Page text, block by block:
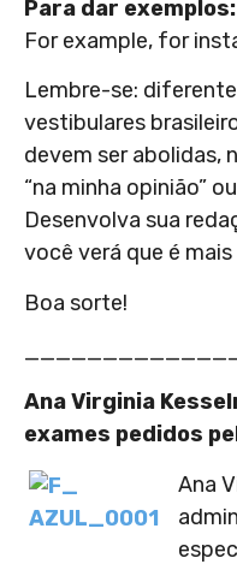
Para dar exemplos:
For example, for
Lembre-se:
vestibulares
devem ser abolidas,
“na minha opinião”
Desenvolva sua
você verá que é
Boa sorte!
Ana Virginia
exames pedidos
Ana